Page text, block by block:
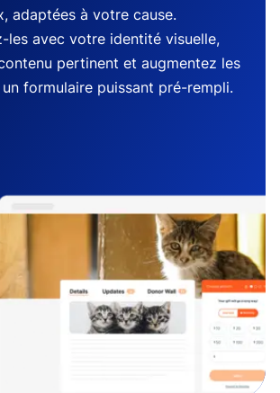
adaptées à votre cause.
les avec votre identité visuelle,
pertinent et augmentez les
formulaire puissant pré-rempli.